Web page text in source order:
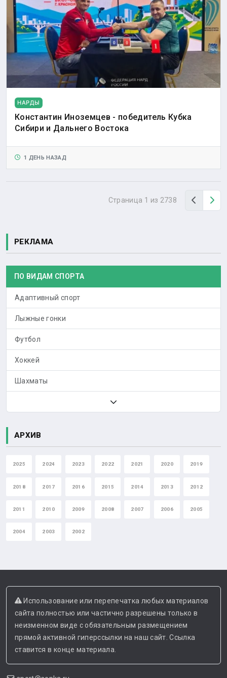
НАРДЫ
Константин Иноземцев - победитель Кубка
Сибири и Дальнего Востока
1 ДЕНЬ НАЗАД
Страница 1 из 2738 Назад
РЕКЛАМА
ПО ВИДАМ СПОРТА
Адаптивный спорт
Лыжные гонки
Футбол
Хоккей
Шахматы
АРХИВ
2025 2024 2023 2022 2021 2020 2019
2018 2017 2016 2015 2014 2013 2012
2011 2010 2009 2008 2007 2006 2005
2004 2003 2002
Использование или перепечатка любых материалов
сайта полностью или частично разрешены только в
неизменном виде с обязательным размещением
прямой активной гиперссылки на наш сайт. Ссылка
ставится в конце материала.